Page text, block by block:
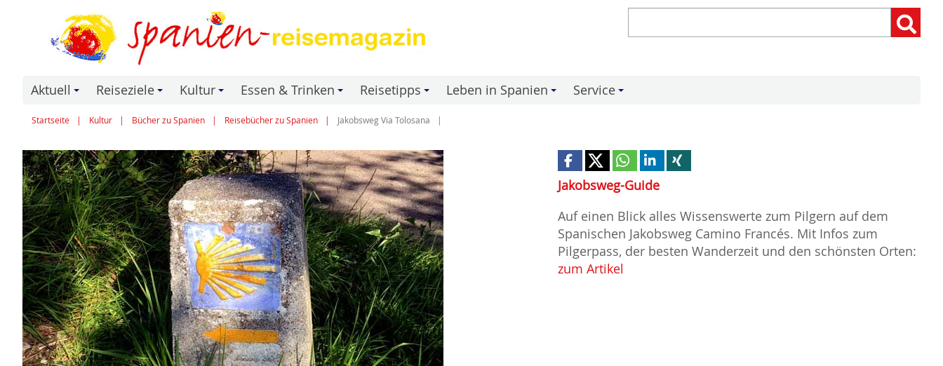
Suchen:
Aktuell Reiseziele Kultur Essen & Trinken Reisetipps Leben in Spanien Service
Startseite Kultur Bücher zu Spanien Reisebücher zu Spanien Jakobsweg Via Tolosana
Jakobsweg-Guide
Auf einen Blick alles Wissenswerte zum Pilgern auf dem
Spanischen Jakobsweg Camino Francés. Mit Infos zum
Pilgerpass, der besten Wanderzeit und den schönsten Orten:
zum Artikel